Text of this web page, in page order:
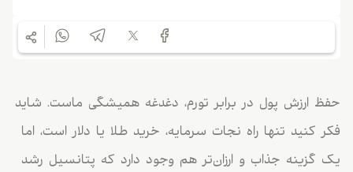
حفظ ارزش پول در برابر تورم، دغدغه همیشگی ماست. شاید
فکر کنید تنها راه نجات سرمایه، خرید طلا یا دلار است، اما
یک گزینه جذاب و ارزان‌تر هم وجود دارد که پتانسیل رشد